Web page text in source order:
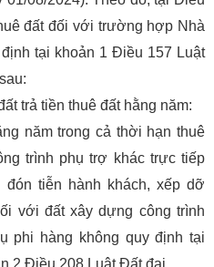
đất đối với trường hợp Nhà
tại khoản 1 Điều 157 Luật
trả tiền thuê đất hằng năm:
năm trong cả thời hạn thuê
trình phụ trợ khác trực tiếp
đón tiễn hành khách, xếp dỡ
với đất xây dựng công trình
phi hàng không quy định tại
2 Điều 208 Luật Đất đai.